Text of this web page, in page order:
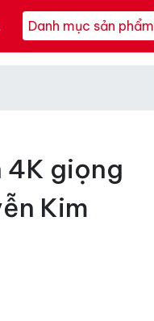
Danh mục sản phẩm
4K giọng
Kim